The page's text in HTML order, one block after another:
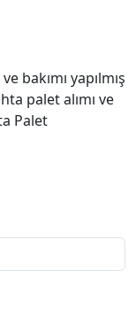
bakımı yapılmış
palet alımı ve
Palet